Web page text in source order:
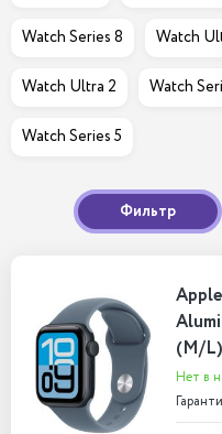
Watch Series 8 Watch
Watch Ultra 2 Watch
Watch Series 5
Фильтр
(M/L)
Нет в